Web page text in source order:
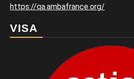
https://qa.ambafrance.org/
VISA